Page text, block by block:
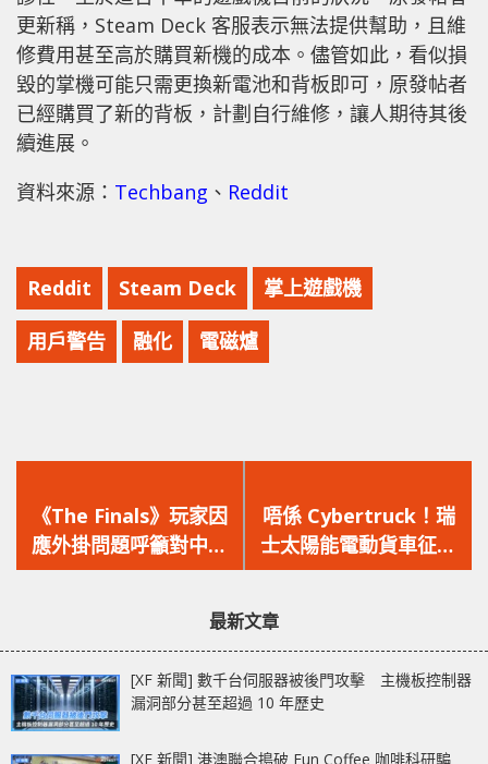
更新稱，Steam Deck 客服表示無法提供幫助，且維
修費用甚至高於購買新機的成本。儘管如此，看似損
毀的掌機可能只需更換新電池和背板即可，原發帖者
已經購買了新的背板，計劃自行維修，讓人期待其後
續進展。
資料來源： Techbang 、 Reddit
Reddit Steam Deck 掌上遊戲機
用戶警告 融化 電磁爐
一
篇
文
《The Finals》玩家因
應外掛問題呼籲對中國
進行鎖區處理，官方回
一
篇
文
唔係 Cybertruck！瑞
士太陽能電動貨車征服
世界最高火山創世界紀
最新文章
[XF 新聞] 數千台伺服器被後門攻擊 主機板控制器
漏洞部分甚至超過 10 年歷史
[XF 新聞] 港澳聯合搗破 Fun Coffee 咖啡科研騙